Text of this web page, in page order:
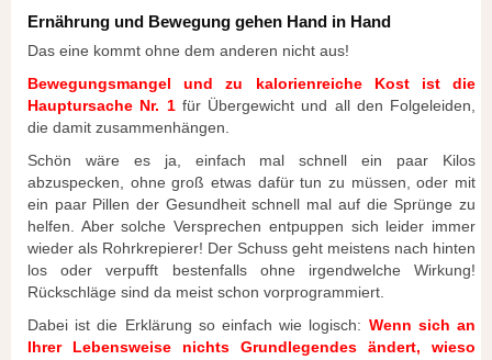
Ernährung und Bewegung gehen Hand in Hand
Das eine kommt ohne dem anderen nicht aus!
Bewegungsmangel und zu kalorienreiche Kost ist die
Hauptursache Nr. 1 für Übergewicht und all den Folgeleiden,
die damit zusammenhängen.
Schön wäre es ja, einfach mal schnell ein paar Kilos
abzuspecken, ohne groß etwas dafür tun zu müssen, oder mit
ein paar Pillen der Gesundheit schnell mal auf die Sprünge zu
helfen. Aber solche Versprechen entpuppen sich leider immer
wieder als Rohrkrepierer! Der Schuss geht meistens nach hinten
los oder verpufft bestenfalls ohne irgendwelche Wirkung!
Rückschläge sind da meist schon vorprogrammiert.
Dabei ist die Erklärung so einfach wie logisch: Wenn sich an
Ihrer Lebensweise nichts Grundlegendes ändert, wieso